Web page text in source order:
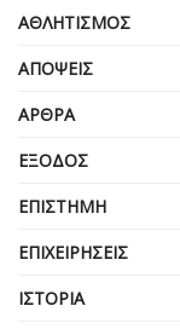
ΑΘΛΗΤΙΣΜΌΣ
ΑΠΌΨΕΙΣ
ΆΡΘΡΑ
ΈΞΟΔΟΣ
ΕΠΙΣΤΉΜΗ
ΕΠΙΧΕΙΡΗΣΕΙΣ
ΙΣΤΟΡΊΑ